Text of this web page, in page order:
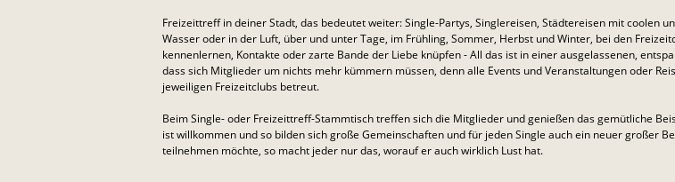
Freizeittreff in deiner Stadt, das bedeutet weiter: Single-Partys, Singlereisen, Städtereisen mit coolen
Wasser oder in der Luft, über und unter Tage, im Frühling, Sommer, Herbst und Winter, bei den
kennenlernen, Kontakte oder zarte Bande der Liebe knüpfen - All das ist in einer ausgelassenen,
dass sich Mitglieder um nichts mehr kümmern müssen, denn alle Events und Veranstaltungen oder
jeweiligen Freizeitclubs betreut.
Beim Single- oder Freizeittreff-Stammtisch treffen sich die Mitglieder und genießen das gemütliche
ist willkommen und so bilden sich große Gemeinschaften und für jeden Single auch ein neuer großer
teilnehmen möchte, so macht jeder nur das, worauf er auch wirklich Lust hat.